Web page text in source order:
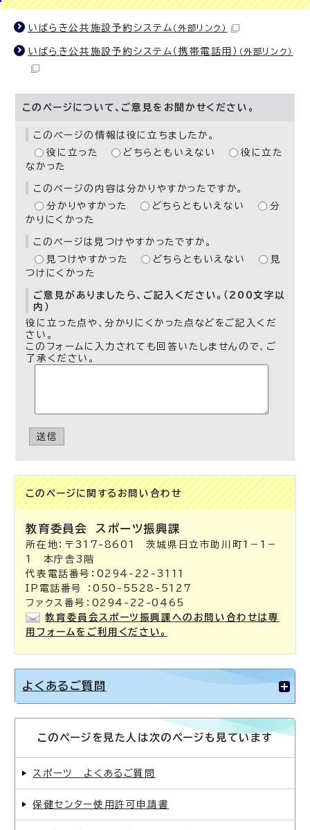
いばらき公共施設予約システム （外部リンク）
いばらき公共施設予約システム（携帯電話用） （外部リンク）
このページについて、ご意見をお聞かせください。
このページの情報は役に立ちましたか。
役に立った
どちらともいえない
役に立た
なかった
このページの内容は分かりやすかったですか。
分かりやすかった
どちらともいえない
分
かりにくかった
このページは見つけやすかったですか。
見つけやすかった
どちらともいえない
見
つけにくかった
ご意見がありましたら、ご記入ください。（200文字以
内）
役に立った点や、分かりにくかった点などをご記入くだ
さい。
このフォームに入力されても回答いたしませんので、ご
了承ください。
送信
このページに関する お問い合わせ
教育委員会 スポーツ振興課
所在地：〒317-8601 茨城県日立市助川町1－1－
1 本庁舎3階
代表電話番号：0294-22-3111
IP電話番号 ：050-5528-5127
ファクス番号：0294-22-0465
教育委員会スポーツ振興課へのお問い合わせは専
用フォームをご利用ください。
よくあるご質問
このページを見た人は次のページも見ています
スポーツ よくあるご質問
保健センター使用許可申請書